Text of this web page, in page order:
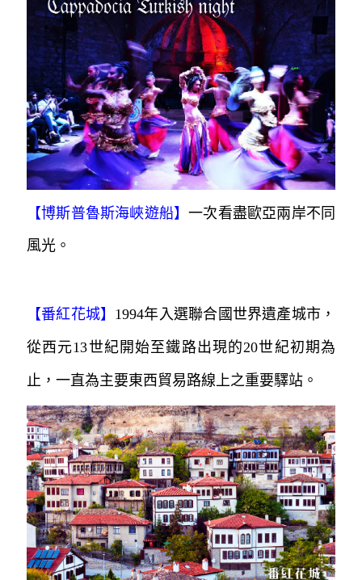
【博斯普魯斯海峽遊船】一次看盡歐亞兩岸不同
風光。
【番紅花城】1994年入選聯合國世界遺產城市，
從西元13世紀開始至鐵路出現的20世紀初期為